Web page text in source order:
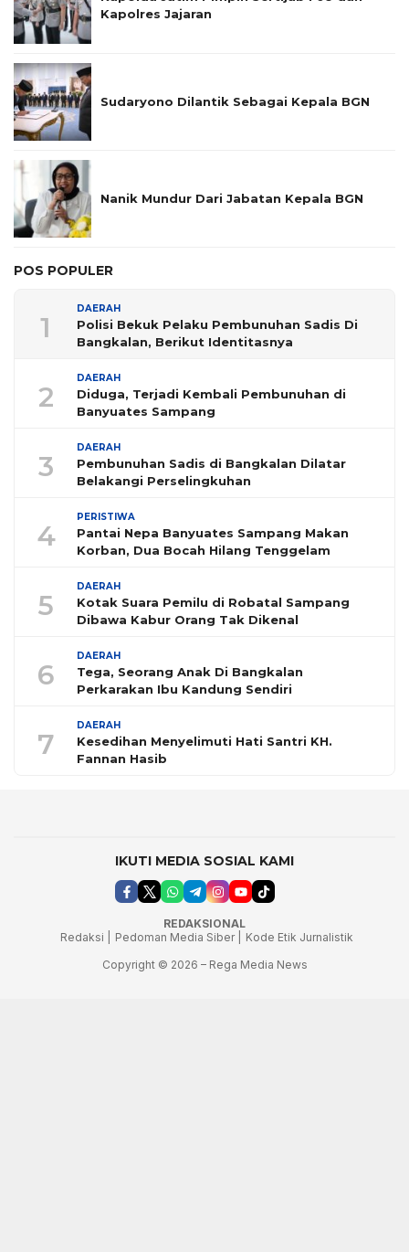
Kapolres Jajaran
Sudaryono Dilantik Sebagai Kepala BGN
Nanik Mundur Dari Jabatan Kepala BGN
POS POPULER
1
DAERAH
Polisi Bekuk Pelaku Pembunuhan Sadis Di
Bangkalan, Berikut Identitasnya
2
DAERAH
Diduga, Terjadi Kembali Pembunuhan di
Banyuates Sampang
3
DAERAH
Pembunuhan Sadis di Bangkalan Dilatar
Belakangi Perselingkuhan
4
PERISTIWA
Pantai Nepa Banyuates Sampang Makan
Korban, Dua Bocah Hilang Tenggelam
5
DAERAH
Kotak Suara Pemilu di Robatal Sampang
Dibawa Kabur Orang Tak Dikenal
6
DAERAH
Tega, Seorang Anak Di Bangkalan
Perkarakan Ibu Kandung Sendiri
7
DAERAH
Kesedihan Menyelimuti Hati Santri KH.
Fannan Hasib
IKUTI MEDIA SOSIAL KAMI
REDAKSIONAL
Redaksi |
Pedoman Media Siber |
Kode Etik Jurnalistik
Copyright © 2026 – Rega Media News